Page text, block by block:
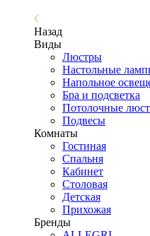
Назад
Виды
Люстры
Настольные
Напольное
Бра и подсветка
Потолочные
Подвесы
Комнаты
Гостиная
Спальня
Кабинет
Столовая
Детская
Прихожая
Бренды